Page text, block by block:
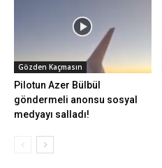
Gözden Kaçmasın
Pilotun Azer Bülbül
göndermeli anonsu sosyal
medyayı salladı!